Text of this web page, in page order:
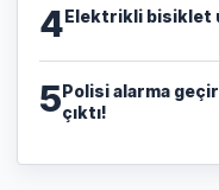
4Elektrikli bisiklet
5Polisi alarma
çıktı!